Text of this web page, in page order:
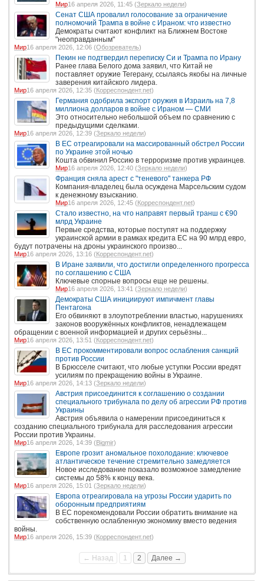
Мир16 апреля 2026, 11:45 (Зеркало недели)
Сенат США провалил голосование за ограничение
полномочий Трампа в войне с Ираном: что известно
Демократы считают конфликт на Ближнем Востоке
"неоправданным"
Мир16 апреля 2026, 12:06 (Обозреватель)
Пекин не подтвердил переписку Си и Трампа по Ирану
Ранее глава Белого дома заявил, что Китай не
поставляет оружие Тегерану, ссылаясь якобы на личные
заверения китайского лидера.
Мир16 апреля 2026, 12:35 (Корреспондент.net)
Германия одобрила экспорт оружия в Израиль на 7,8
миллиона долларов в войне с Ираном — СМИ
Это относительно небольшой объем по сравнению с
предыдущими сделками.
Мир16 апреля 2026, 12:39 (Зеркало недели)
В ЕС отреагировали на массированный обстрел России
по Украине этой ночью
Кошта обвинил Россию в терроризме против украинцев.
Мир16 апреля 2026, 12:40 (Зеркало недели)
Франция сняла арест с "теневого" танкера РФ
Компания-владелец была осуждена Марсельским судом
к денежному взысканию.
Мир16 апреля 2026, 12:45 (Корреспондент.net)
Стало известно, на что направят первый транш с €90
млрд Украине
Первые средства, которые поступят на поддержку
украинской армии в рамках кредита ЕС на 90 млрд евро,
будут потрачены на дроны украинского произво...
Мир16 апреля 2026, 13:16 (Корреспондент.net)
В Иране заявили, что достигли определенного прогресса
по соглашению с США
Ключевые спорные вопросы еще не решены.
Мир16 апреля 2026, 13:41 (Зеркало недели)
Демократы США инициируют импичмент главы
Пентагона
Его обвиняют в злоупотреблении властью, нарушениях
законов вооружённых конфликтов, ненадлежащем
обращении с военной информацией и других серьёзны...
Мир16 апреля 2026, 13:51 (Корреспондент.net)
В ЕС прокомментировали вопрос ослабления санкций
против России
В Брюсселе считают, что любые уступки России вредят
усилиям по прекращению войны в Украине.
Мир16 апреля 2026, 14:13 (Зеркало недели)
Австрия присоединится к соглашению о создании
специального трибунала по делу об агрессии РФ против
Украины
Австрия объявила о намерении присоединиться к
созданию специального трибунала для расследования агрессии
России против Украины.
Мир16 апреля 2026, 14:39 (Bigmir)
Европе грозит аномальное похолодание: ключевое
атлантическое течение стремительно замедляется
Новое исследование показало возможное замедление
системы до 58% к концу века.
Мир16 апреля 2026, 15:01 (Зеркало недели)
Европа отреагировала на угрозы России ударить по
оборонным предприятиям
В ЕС порекомендовали России обратить внимание на
собственную ослабленную экономику вместо ведения
войны.
Мир16 апреля 2026, 15:39 (Корреспондент.net)
← Назад 1 2 Далее →